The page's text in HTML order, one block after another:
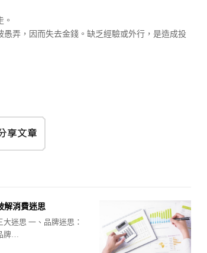
弄，因而失去金錢。缺乏經驗或外行，是造成投
解消費迷思
大迷思 一、品牌迷思：
牌…